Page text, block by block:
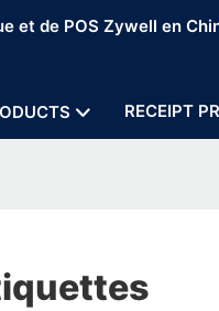
et de POS Zywell en
RECEIPT